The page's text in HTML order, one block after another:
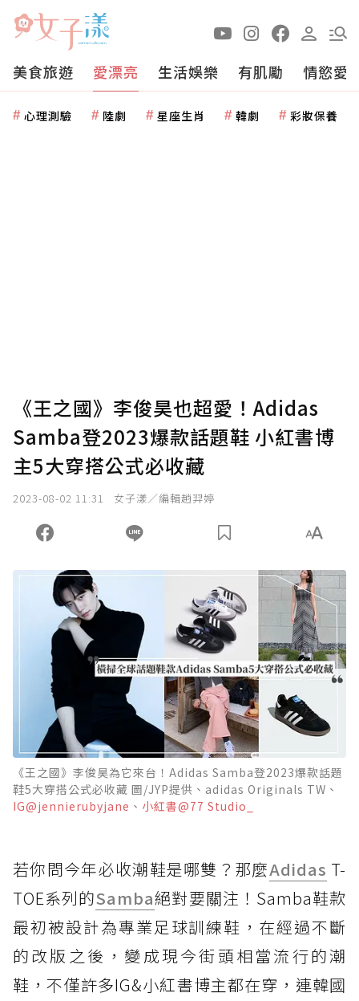
美食旅遊 愛漂亮 生活娛樂 有肌勵 情慾愛
心理測驗 陸劇 星座生肖 韓劇 彩妝保養
《王之國》李俊昊也超愛！Adidas
Samba登2023爆款話題鞋 小紅書博
主5大穿搭公式必收藏
2023-08-02 11:31 女子漾／編輯趙羿婷
《王之國》李俊昊為它來台！Adidas Samba登2023爆款話題
鞋5大穿搭公式必收藏 圖/JYP提供、adidas Originals TW、
IG@jennierubyjane 、 小紅書@77 Studio_
若你問今年必收潮鞋是哪雙？那麼Adidas T-
TOE系列的Samba絕對要關注！Samba鞋款
最初被設計為專業足球訓練鞋，在經過不斷
的改版之後，變成現今街頭相當流行的潮
鞋，不僅許多IG&小紅書博主都在穿，連韓國